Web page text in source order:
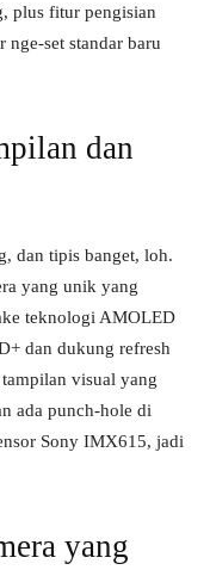
plus fitur pengisian
nge-set standar baru
dan
dan tipis banget, loh.
yang unik yang
teknologi AMOLED
dan dukung refresh
visual yang
ada punch-hole di
Sony IMX615, jadi
yang